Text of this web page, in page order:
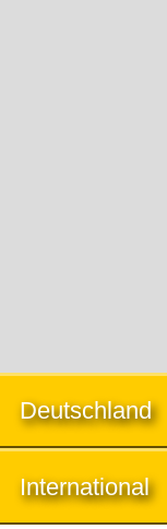
Deutschland
International